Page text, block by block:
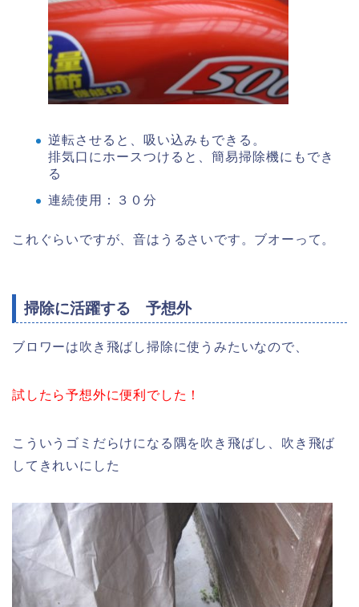
逆転させると、吸い込みもできる。
排気口にホースつけると、簡易掃除機にもでき
る
連続使用：３０分
これぐらいですが、音はうるさいです。ブオーって。
掃除に活躍する 予想外
ブロワーは吹き飛ばし掃除に使うみたいなので、
試したら予想外に便利でした！
こういうゴミだらけになる隅を吹き飛ばし、吹き飛ば
してきれいにした